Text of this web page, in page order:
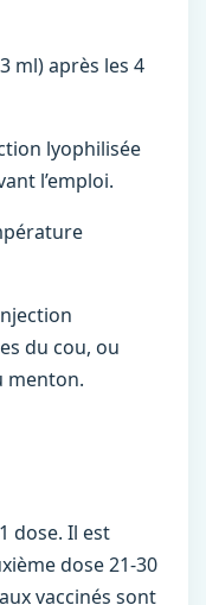
ml) après les 4
lyophilisée
l’emploi.
du cou, ou
menton.
dose. Il est
dose 21-30
vaccinés sont